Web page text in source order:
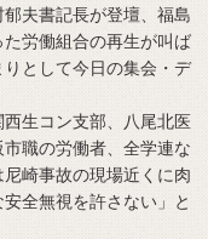
夫書記長が登壇、福島
労働組合の再生が叫ば
として今日の集会・デ
生コン支部、八尾北医
職の労働者、全学連な
崎事故の現場近くに肉
全無視を許さない」と